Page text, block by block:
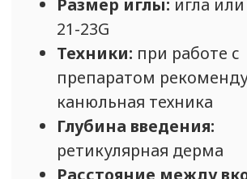
БЕСПЛАТНО получите